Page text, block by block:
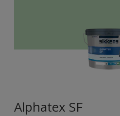
Alphatex SF